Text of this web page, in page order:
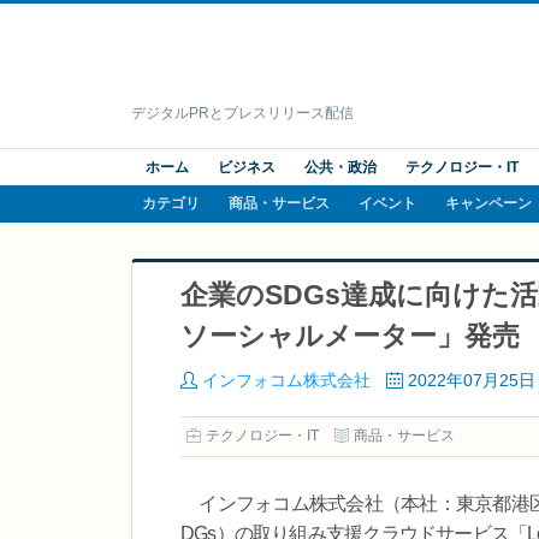
デジタルPRとプレスリリース配信
ホーム ビジネス 公共・政治 テクノロジー・IT
カテゴリ 商品・サービス イベント キャンペーン
企業のSDGs達成に向けた
ソーシャルメーター」発売
インフォコム株式会社 2022年07月25日
テクノロジー・IT 商品・サービス
インフォコム株式会社（本社：東京都港
DGs）の取り組み支援クラウドサービス